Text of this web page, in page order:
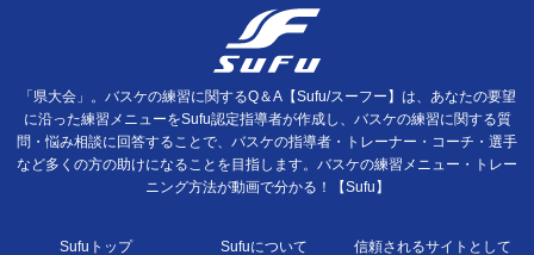
「県大会」。バスケの練習に関するQ＆A【Sufu/スーフー】は、あなたの要望
に沿った練習メニューをSufu認定指導者が作成し、バスケの練習に関する質
問・悩み相談に回答することで、バスケの指導者・トレーナー・コーチ・選手
など多くの方の助けになることを目指します。バスケの練習メニュー・トレー
ニング方法が動画で分かる！【Sufu】
Sufuトップ Sufuについて 信頼されるサイトとして